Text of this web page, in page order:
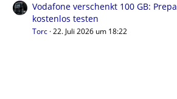
Vodafone verschenkt 100 GB:
kostenlos testen
Torc 22. Juli 2026 um 18:22